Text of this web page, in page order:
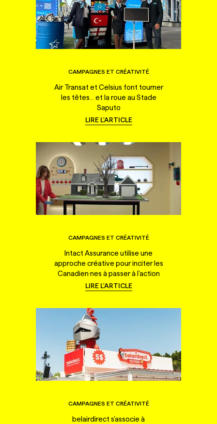
CAMPAGNES ET CRÉATIVITÉ
Air Transat et Celsius font tourner
les têtes... et la roue au Stade
Saputo
LIRE L'ARTICLE
CAMPAGNES ET CRÉATIVITÉ
Intact Assurance utilise une
approche créative pour inciter les
Canadien·nes à passer à l'action
LIRE L'ARTICLE
CAMPAGNES ET CRÉATIVITÉ
belairdirect s'associe à